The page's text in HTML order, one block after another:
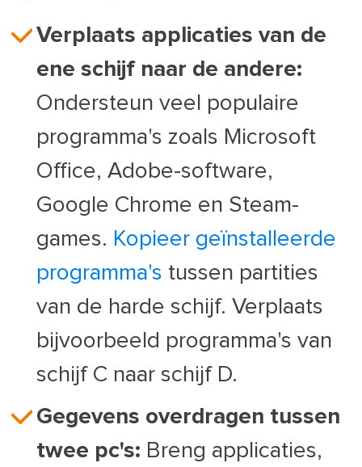
Verplaats applicaties van de
ene schijf naar de andere:
Ondersteun veel populaire
programma's zoals Microsoft
Office, Adobe-software,
Google Chrome en Steam-
games. Kopieer geïnstalleerde
programma's tussen partities
van de harde schijf. Verplaats
bijvoorbeeld programma's van
schijf C naar schijf D.
Gegevens overdragen tussen
twee pc's: Breng applicaties,